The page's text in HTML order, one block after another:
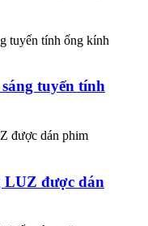
tuyến tính
LUZ được dán